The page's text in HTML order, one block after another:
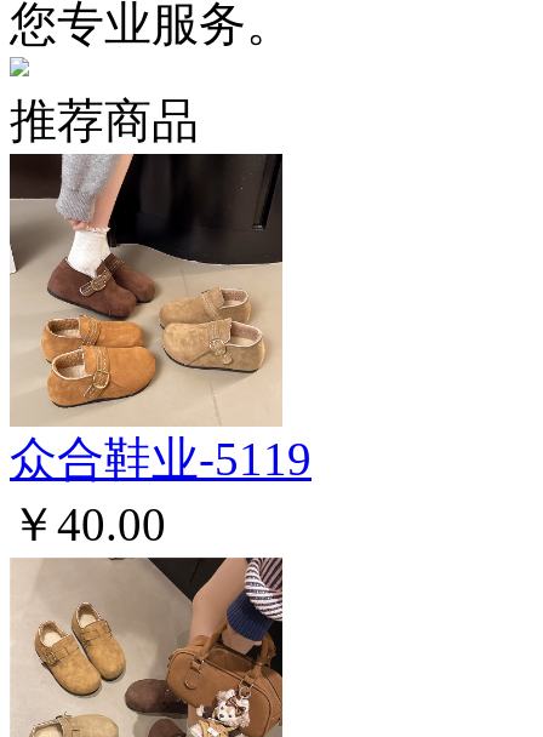
您专业服务。
推荐商品
众合鞋业-5119
￥40.00